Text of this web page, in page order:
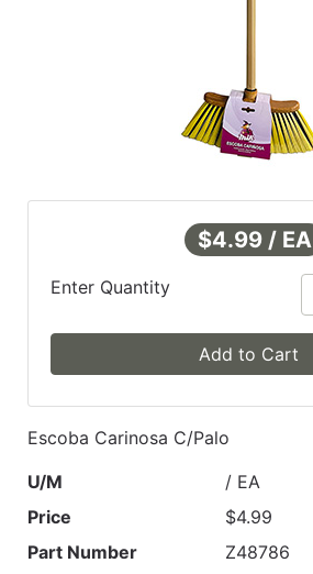
$4.99 / EA
Enter Quantity
Add to Cart
Escoba Carinosa C/Palo
U/M
/ EA
Price
$4.99
Part Number
Z48786